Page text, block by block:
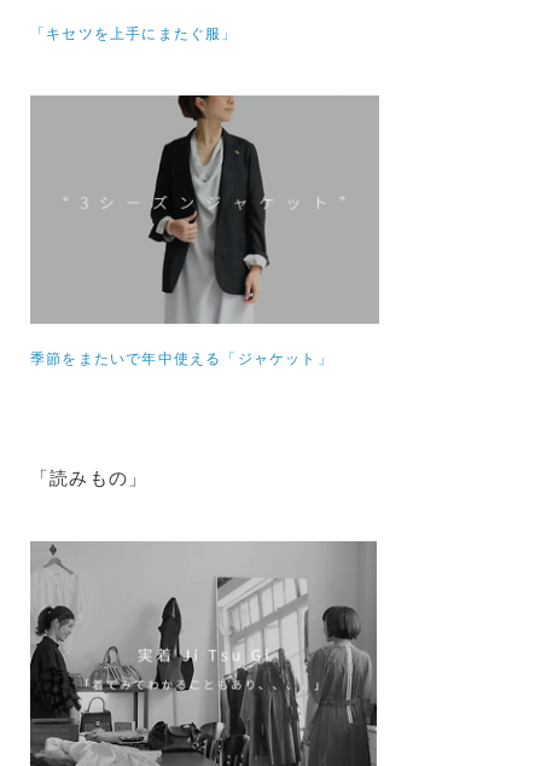
「キセツを上手にまたぐ服」
季節をまたいで年中使える「ジャケット」
「読みもの」